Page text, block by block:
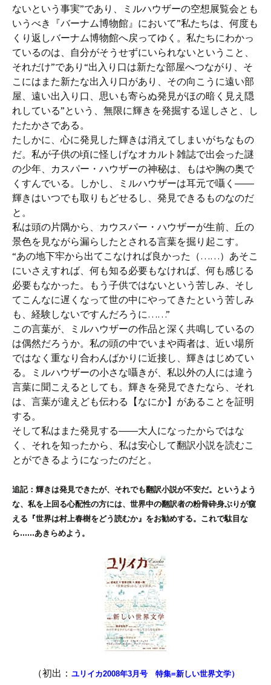
ないという事実”であり、ミルハウザーの空想展覧会とも
いうべき『バーナム博物館』において”私たちは、何度も
くり返しバーナム博物館へ戻ってゆく。私たちにわかっ
ているのは、自分がそうせずにいられないということ、
それだけ”であり“出入り口は新たな部屋へつながり、そ
こにはまた新たな出入り口があり、その向こうに遠い部
屋、遠い出入り口、思いも寄らぬ発見がほの暗く見え隠
れしている”という、無限に輝きを発掘する逞しさと、し
たたかさである。
たしかに、心に発見した輝きは消えてしまいがちなもの
だ。私が子供の頃に怪しげなオカルト雑誌で出会った謎
の少年、カスパー・ハウザーの神秘は、もはや胸の奥で
くすんでいる。しかし、ミルハウザーは耳元で囁く――
輝きはいつでも取りもどせるし、発見できるものなのだ
と。
私は頭の片隅から、カウスパー・ハウザーが生前、丘の
景色を見ながら漏らしたとされる言葉を掘り起こす。
“あの地下牢から出てこなければ良かった（……）あそこ
にいさえすれば、何も知る必要もなければ、何も感じる
必要もなかった。もう子供ではないという苦しみ、そし
てこんなに遅くなって世の中にやってきたという苦しみ
も、経験しないですんだろうに……”
この言葉が、ミルハウザーの作品と深く共鳴しているの
は偶然だろうか。私の頭の中でいまや両者は、近い場所
ではなく重なり合わんばかりに近接し、輝きはじめてい
る。ミルハウザーの小さな囁きが、私以外の人には違う
言葉に聞こえるとしても。輝きを発見できたなら、それ
は、言葉が違えども伝わる【なにか】があることを証明
する。
そして私はまた発見する――大人になったからではな
く、それを知ったから、私は安心して翻訳小説を読むこ
とができるようになったのだと。
追記：輝きは発見できたが、それでも翻訳小説が不安だ。というよう
な、私を上回る心配性の方には、世界中の翻訳者の粉骨砕身ぶりが窺
える『世界は村上春樹をどう読むか』をお勧めする。これで駄目な
ら……あきらめよう。
（初出： ユリイカ2008年3月号 特集=新しい世界文学）